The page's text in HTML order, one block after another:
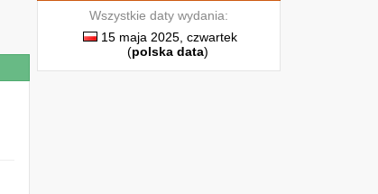
Wszystkie daty wydania:
15 maja 2025, czwartek
(polska data)